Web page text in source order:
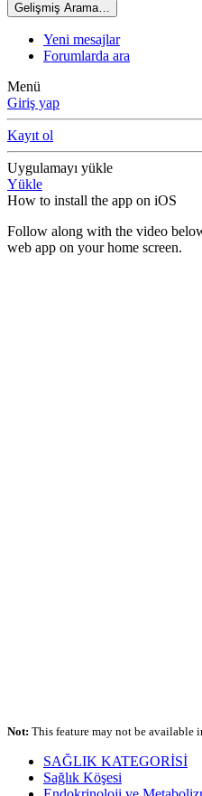
Gelişmiş Arama…
Yeni mesajlar
Forumlarda ara
Menü
Giriş yap
Kayıt ol
Uygulamayı yükle
Yükle
How to install the app on iOS
Follow along with the video
web app on your home screen.
Not: This feature may not be available
SAĞLIK KATEGORİSİ
Sağlık Köşesi